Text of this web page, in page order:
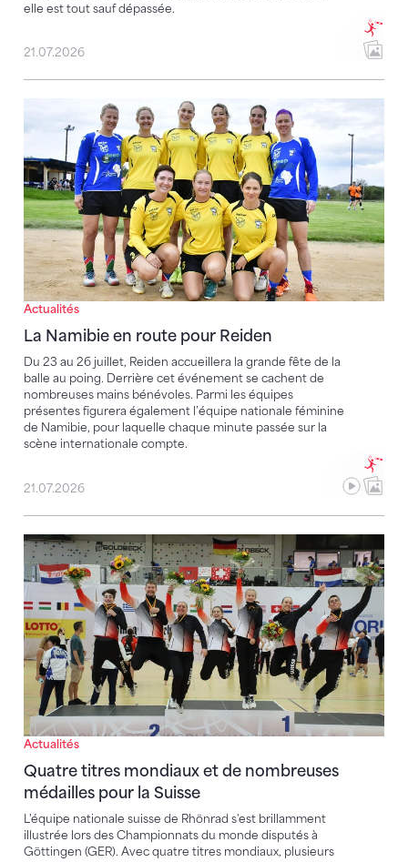
elle est tout sauf dépassée.
21.07.2026
Actualités
La Namibie en route pour Reiden
Du 23 au 26 juillet, Reiden accueillera la grande fête de la
balle au poing. Derrière cet événement se cachent de
nombreuses mains bénévoles. Parmi les équipes
présentes figurera égale­ment l’équipe nationale féminine
de Namibie, pour laquelle chaque minute passée sur la
scène internationale compte.
La Namibie en route pour Reiden
21.07.2026
Actualités
Quatre titres mondiaux et de nombreuses
médailles pour la Suisse
L'équipe nationale suisse de Rhönrad s'est brillamment
illustrée lors des Championnats du monde disputés à
Göttingen (GER). Avec quatre titres mondiaux, plusieurs
Quatre titres mondiaux et de nombreuses médailles